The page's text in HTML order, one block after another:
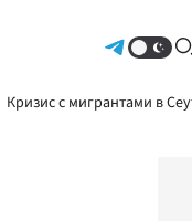
Кризис с мигрантами в